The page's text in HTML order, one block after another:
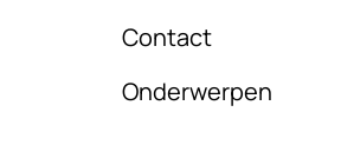
Contact
Onderwerpen